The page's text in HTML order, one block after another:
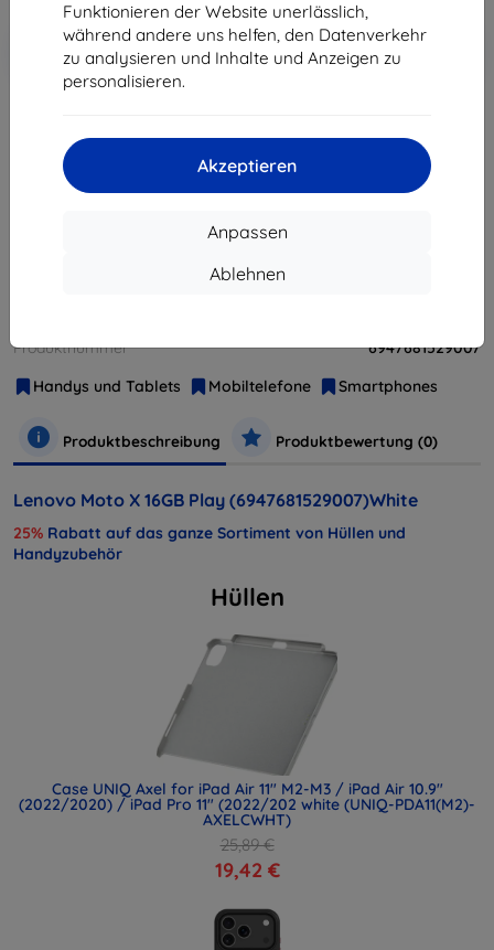
Funktionieren der Website unerlässlich,
während andere uns helfen, den Datenverkehr
zu analysieren und Inhalte und Anzeigen zu
personalisieren.
Akzeptieren
Anpassen
Ablehnen
-10%
Rabatt mit Gutschein
EXTRA10
In den
Warenkorb
ausverkauft
ausverkauft
Weitere Varianten dieses Produkts
Produktnummer
6947681529007
Handys und Tablets
Mobiltelefone Smartphones
Produktbeschreibung Produktbewertung (0)
Lenovo Moto X 16GB Play (6947681529007)White
25% Rabatt auf das ganze Sortiment von Hüllen und
Handyzubehör
Hüllen
Case UNIQ Axel for iPad Air 11" M2-M3 / iPad Air 10.9"
(2022/2020) / iPad Pro 11" (2022/202 white (UNIQ-PDA11(M2)-
AXELCWHT)
25,89 €
19,42 €